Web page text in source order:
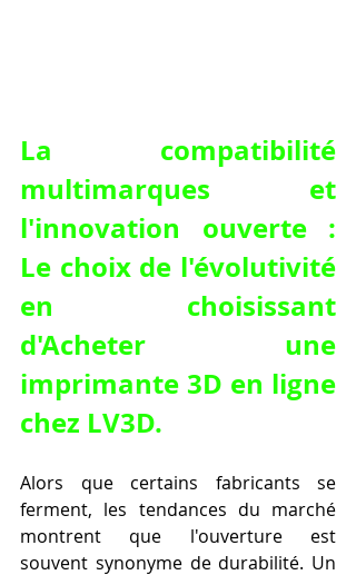
La compatibilité
multimarques et
l'innovation ouverte :
Le choix de l'évolutivité
en choisissant
d'Acheter une
imprimante 3D en ligne
chez LV3D.
Alors que certains fabricants se
ferment, les tendances du marché
montrent que l'ouverture est